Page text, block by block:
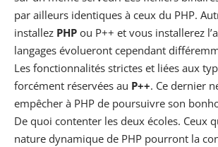
par ailleurs identiques à ceux du PHP.
installez PHP ou P++ et vous installerez
langages évolueront cependant
Les fonctionnalités strictes et liées aux
forcément réservées au P++. Ce dernier
empêcher à PHP de poursuivre son
De quoi contenter les deux écoles. Ceux
nature dynamique de PHP pourront la